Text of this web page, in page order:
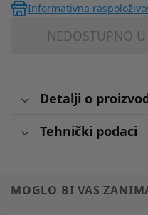
Informativna
NEDOSTUPNO
Detalji o
Tehnički podaci
MOGLO BI VAS